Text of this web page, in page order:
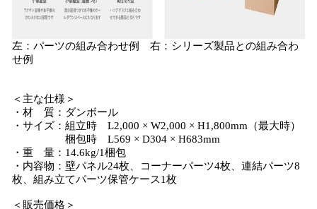
左：パーツの組み合わせ例 右：シリーズ製品との組み合わ
せ例
＜主な仕様＞
・材 質：ダンボール
・サイズ：組立時 L2,000 × W2,000 × H1,800mm（最大時）
梱包時 L569 × D304 × H683mm
・重 量：14.6kg/1梱包
・内容物：壁パネル24枚、コーナーパーツ4枚、連結パーツ8
枚、組み立てパーツ保管ケース1枚
＜販売価格＞